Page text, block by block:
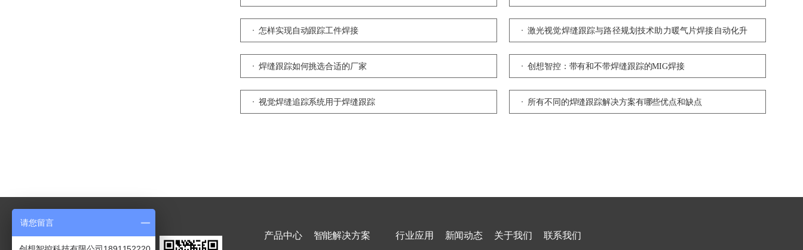
怎样实现自动跟踪工件焊接 激光视觉焊缝跟踪与路径规划技术助力暖气片焊接自动化升
级
焊缝跟踪如何挑选合适的厂家
创想智控：带有和不带焊缝跟踪的MIG焊接
视觉焊缝追踪系统用于焊缝跟踪 所有不同的焊缝跟踪解决方案有哪些优点和缺点
产品中心 智能解决方案 行业应用 新闻动态 关于我们 联系我们
请您留言